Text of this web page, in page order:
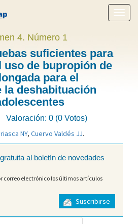
menú
4. Número 1
suficientes para
uso de bupropión de
para el
la deshabituación
Valoración: 0 (0 Votos)
NY, Cuervo Valdés JJ.
al boletín de novedades
correo electrónico los últimos artículos
Suscribirse